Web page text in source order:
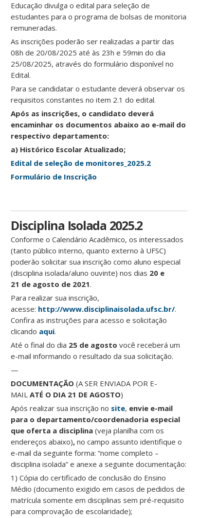
Educação divulga o edital para seleção de
estudantes para o programa de bolsas de monitoria
remuneradas.
As inscrições poderão ser realizadas a partir das
08h de 20/08/2025 até às 23h e 59min do dia
25/08/2025, através do formulário disponível no
Edital.
Para se candidatar o estudante deverá observar os
requisitos constantes no item 2.1 do edital.
Após as inscrições, o candidato deverá
encaminhar os documentos abaixo ao e-mail do
respectivo departamento:
a) Histórico Escolar Atualizado;
Edital de seleção de monitores_2025.2
Formulário de Inscrição
Disciplina Isolada 2025.2
Conforme o Calendário Acadêmico, os interessados
(tanto público interno, quanto externo à UFSC)
poderão solicitar sua inscrição como aluno especial
(disciplina isolada/aluno ouvinte) nos dias 20 e
21 de agosto de 2021.
Para realizar sua inscrição,
acesse: http://www.disciplinaisolada.ufsc.br/.
Confira as instruções para acesso e solicitação
clicando aqui.
Até o final do dia 25 de agosto você receberá um
e-mail informando o resultado da sua solicitação.
—
DOCUMENTAÇÃO (A SER ENVIADA POR E-
MAILATÉ O DIA 21 DE AGOSTO)
Após realizar sua inscrição no site, envie e-mail
para o departamento/coordenadoria especial
que oferta a disciplina (veja planilha com os
endereços abaixo),no campo assunto identifique o
e-mail da seguinte forma: “nome completo –
disciplina isolada” e anexe a seguinte documentação:
1) Cópia do certificado de conclusão do Ensino
Médio (documento exigido em casos de pedidos de
matrícula somente em disciplinas sem pré-requisito
para comprovação de escolaridade);